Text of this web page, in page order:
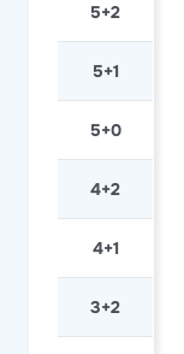
5+2
5+1
5+0
4+2
4+1
3+2